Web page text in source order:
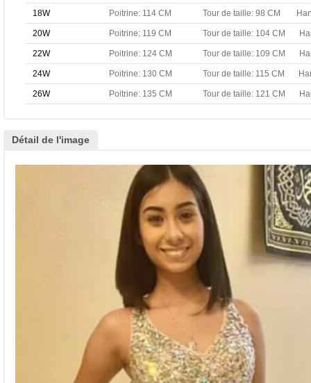
18W Poitrine: 114 CM Tour de taille: 98 CM
20W Poitrine: 119 CM Tour de taille: 104 CM
22W Poitrine: 124 CM Tour de taille: 109 CM
24W Poitrine: 130 CM Tour de taille: 115 CM
26W Poitrine: 135 CM Tour de taille: 121 CM
Détail de l'image